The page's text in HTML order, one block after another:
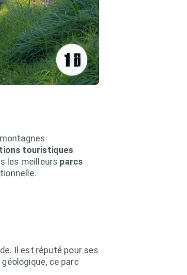
touristiques
les meilleurs parcs
Il est réputé pour ses
ce parc